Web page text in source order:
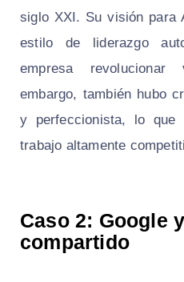
siglo XXI. Su visión para
estilo de liderazgo
empresa
embargo, también hubo
y perfeccionista, lo
trabajo altamente
Caso 2: Google
compartido